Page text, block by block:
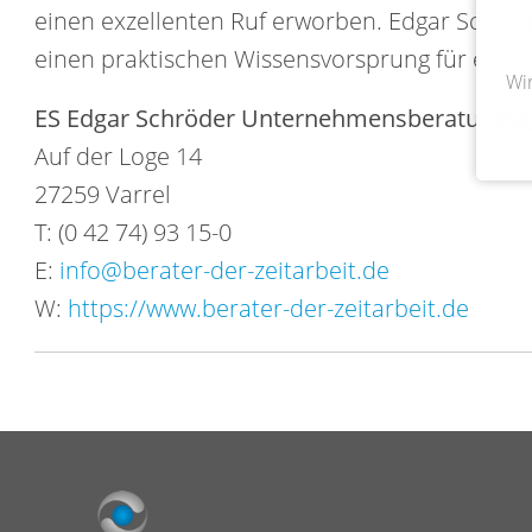
einen exzellenten Ruf erworben. Edgar
einen praktischen Wissensvorsprung für ein
ES Edgar Schröder
Auf der Loge 14
27259 Varrel
T: (0 42 74) 93 15-0
E: info@berater-der-zeitarbeit.de
W: https://www.berater-der-zeitarbeit.de